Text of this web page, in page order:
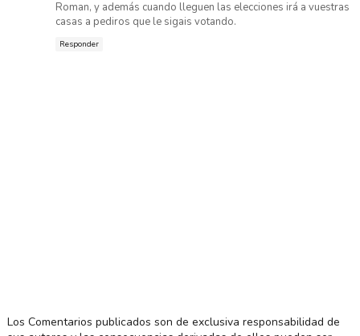
Roman, y además cuando lleguen las elecciones irá a vuestras
casas a pediros que le sigais votando.
Responder
Los Comentarios publicados son de exclusiva responsabilidad de